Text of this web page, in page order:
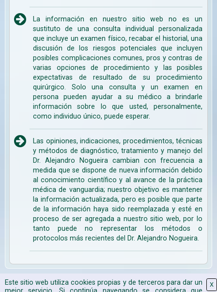
X
Este sitio web utiliza cookies propias y de terceros para dar un
La información en nuestro sitio web no es un
sustituto de una consulta individual personalizada
que incluye un examen físico, recabar el historial, una
discusión de los riesgos potenciales que incluyen
posibles complicaciones comunes, pros y contras de
varias opciones de procedimiento y las posibles
expectativas de resultado de su procedimiento
quirúrgico. Solo una consulta y un examen en
persona pueden ayudar a su médico a brindarle
información sobre lo que usted, personalmente,
como individuo único, puede esperar.
Las opiniones, indicaciones, procedimientos, técnicas
y métodos de diagnóstico, tratamiento y manejo del
Dr. Alejandro Nogueira cambian con frecuencia a
medida que se dispone de nueva información debido
al conocimiento científico y al avance de la práctica
médica de vanguardia; nuestro objetivo es mantener
la información actualizada, pero es posible que parte
de la información haya sido reemplazada y esté en
proceso de ser agregada a nuestro sitio web, por lo
tanto puede no representar los métodos o
protocolos más recientes del Dr. Alejandro Nogueira.
Mapa Web| Aviso Legal| Política de Cookies| 2026 CPyESAP